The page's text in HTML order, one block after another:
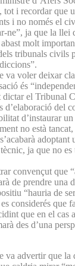
i recordar que
i no només el
ne”, ja que la llei
molt
tribunals civils
va voler deixar
és
el Tribunal
d’elaboració del
d’instaurar
no està
adoptant
ja que no es
convençut que
de prendre una
“hauria de
considerés que
que en el cas
des d’una
advertir que la